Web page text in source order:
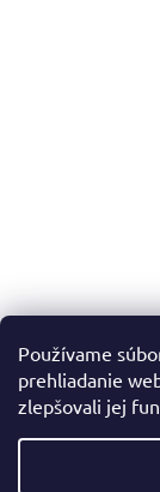
Používame
prehliadanie
zlepšovali jej